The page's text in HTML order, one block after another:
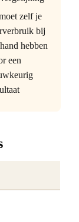
zelf je
bij
hebben
een